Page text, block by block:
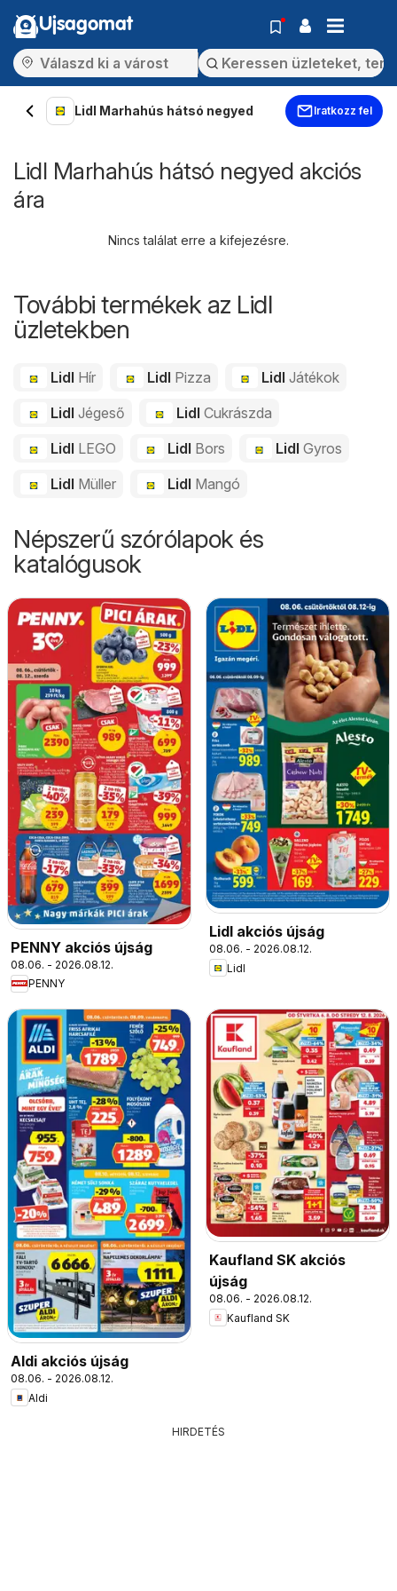
Ujsagomat
Lidl Marhahús hátsó negyed Iratkozz fel
Lidl Marhahús hátsó negyed akciós
ára
Nincs találat erre a kifejezésre.
További termékek az Lidl
üzletekben
Lidl Hír Lidl Pizza LidlJátékok
Lidl Jégeső Lidl Cukrászda
Lidl LEGO Lidl Bors LidlGyros
Lidl Müller Lidl Mangó
Népszerű szórólapok és
katalógusok
PENNY akciós újság
08.06. - 2026.08.12.
PENNY
Lidl akciós újság
08.06. - 2026.08.12.
Lidl
Aldi akciós újság
08.06. - 2026.08.12.
Aldi
Kaufland SK akciós
újság
08.06. - 2026.08.12.
Kaufland SK
HIRDETÉS